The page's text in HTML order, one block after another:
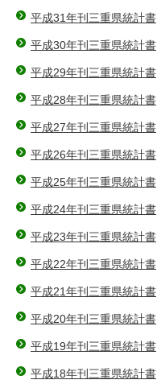
平成31年刊三重県統計書
平成30年刊三重県統計書
平成29年刊三重県統計書
平成28年刊三重県統計書
平成27年刊三重県統計書
平成26年刊三重県統計書
平成25年刊三重県統計書
平成24年刊三重県統計書
平成23年刊三重県統計書
平成22年刊三重県統計書
平成21年刊三重県統計書
平成20年刊三重県統計書
平成19年刊三重県統計書
平成18年刊三重県統計書